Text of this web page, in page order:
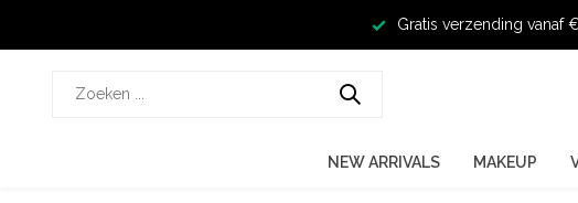
Gratis verzending vanaf
NEW ARRIVALS MAKEUP